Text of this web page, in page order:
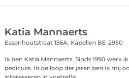
Katia Mannaerts
Essenhoutstraat 156A, Kapellen BE-2950
Ik ben Katia Mannaerts. Sinds 1990 werk
pedicure. In de loop der jaren ben ik mij